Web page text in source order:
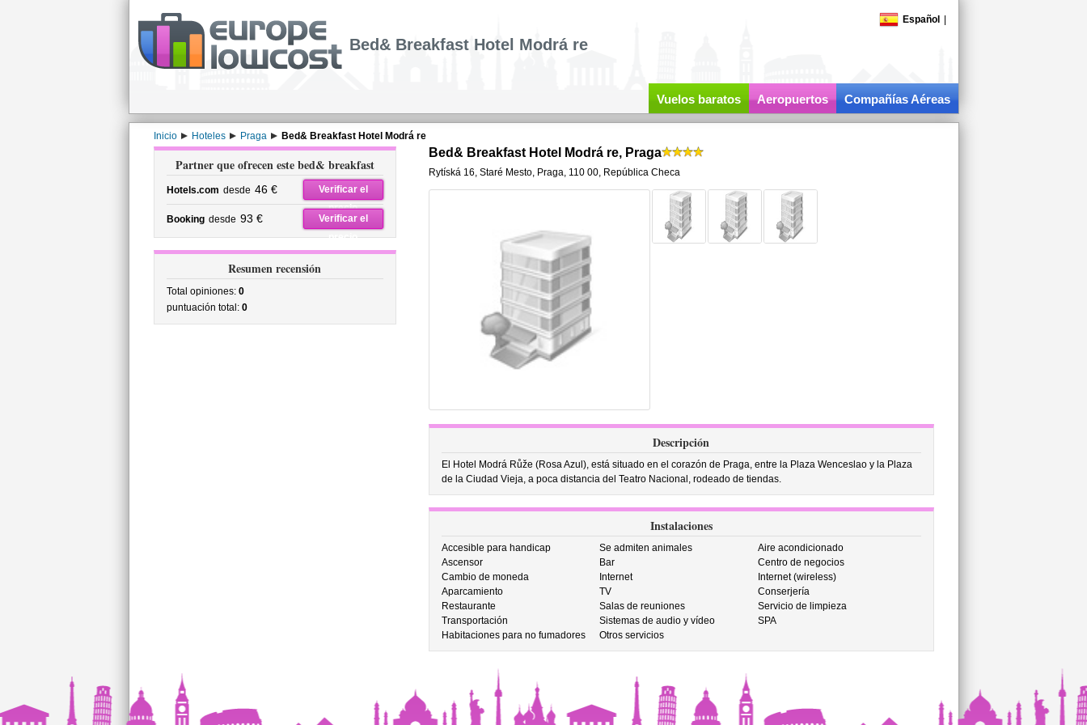
Español
Bed& Breakfast Hotel Modrá re
Vuelos baratos Aeropuertos Compañías Aéreas
Inicio Hoteles Praga Bed& Breakfast Hotel Modrá re
Partner que ofrecen este bed& breakfast
Hotels.com desde 46 €
Verificar el
precio
Booking desde 93 €
Verificar el
precio
Resumen recensión
Total opiniones: 0
puntuación total: 0
Bed& Breakfast Hotel Modrá re, Praga
Rytíská 16, Staré Mesto, Praga, 110 00, República Checa
Descripción
El Hotel Modrá Růže (Rosa Azul), está situado en el corazón de Praga, entre la Plaza Wenceslao y la Plaza
de la Ciudad Vieja, a poca distancia del Teatro Nacional, rodeado de tiendas.
Instalaciones
Accesible para handicap Se admiten animales
Aire acondicionado
Ascensor
Bar
Centro de negocios
Cambio de moneda
Internet
Internet (wireless)
Aparcamiento
TV
Conserjería
Restaurante
Salas de reuniones
Servicio de limpieza
Transportación
Sistemas de audio y vídeo
SPA
Habitaciones para no fumadores
Otros servicios